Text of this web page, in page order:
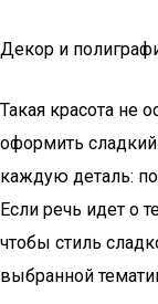
Декор и
Такая красота не
оформить сладкий
каждую деталь:
Если речь идет о
чтобы стиль
выбранной